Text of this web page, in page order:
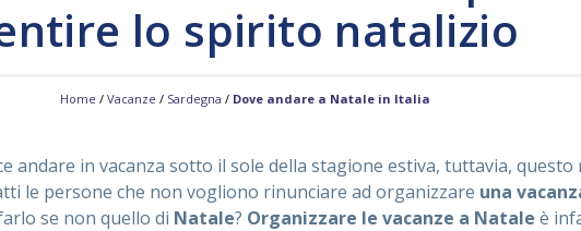
lo spirito natalizio
Home / Vacanze / Sardegna / Dove andare a Natale in Italia
andare in vacanza sotto il sole della stagione estiva, tuttavia, questo
le persone che non vogliono rinunciare ad organizzare una
se non quello di Natale? Organizzare le vacanze a Natale è